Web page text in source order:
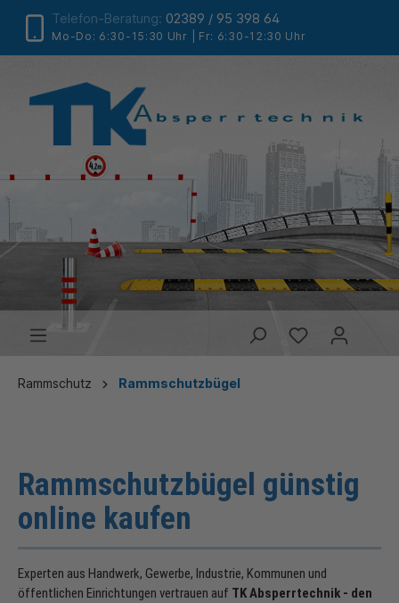
Telefon-Beratung: 02389 / 95 398 64
Mo-Do: 6:30-15:30 Uhr | Fr: 6:30-12:30 Uhr
Rammschutz Rammschutzbügel
Rammschutzbügel günstig
online kaufen
Experten aus Handwerk, Gewerbe, Industrie, Kommunen und
öffentlichen Einrichtungen vertrauen auf TK Absperrtechnik - den